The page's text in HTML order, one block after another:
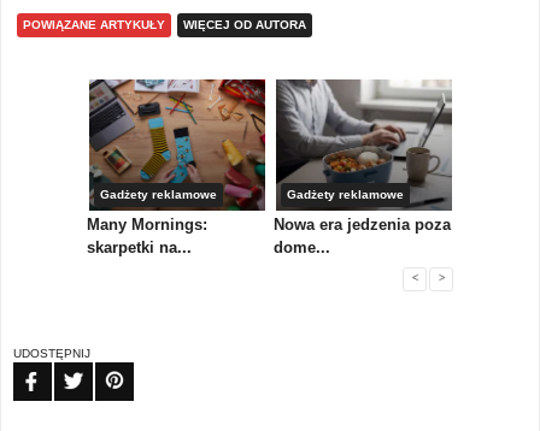
POWIĄZANE ARTYKUŁY WIĘCEJ OD AUTORA
Gadżety reklamowe
Many Mornings:
skarpetki na...
Gadżety reklamowe
Nowa era jedzenia poza
dome...
< >
UDOSTĘPNIJ